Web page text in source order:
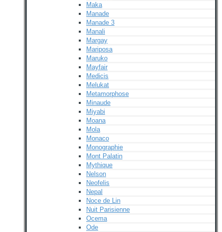
Maka
Manade
Manade 3
Manali
Margay
Mariposa
Maruko
Mayfair
Medicis
Melukat
Metamorphose
Minaude
Miyabi
Moana
Mola
Monaco
Monographie
Mont Palatin
Mythique
Nelson
Neofelis
Nepal
Noce de Lin
Nuit Parisienne
Ocema
Ode